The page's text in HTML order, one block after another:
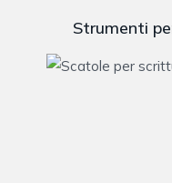
Strumenti